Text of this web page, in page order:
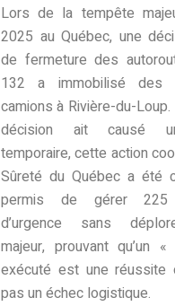
Lors de la tempête
2025 au Québec, une
de fermeture des
132 a immobilisé des
camions à Rivière-du-
décision ait causé
temporaire, cette action
Sûreté du Québec a été
permis de gérer 225
d’urgence sans
majeur, prouvant qu’un
exécuté est une réussite
pas un échec logistique.